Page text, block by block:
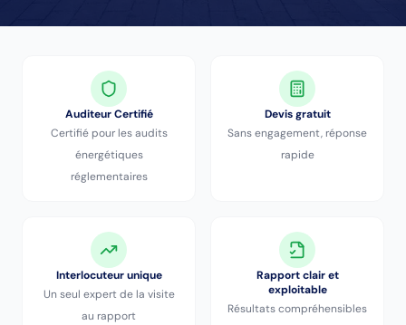
Auditeur Certifié
Certifié pour les audits
énergétiques
réglementaires
Devis gratuit
Sans engagement, réponse
rapide
Interlocuteur unique
Un seul expert de la visite
au rapport
Rapport clair et
exploitable
Résultats compréhensibles